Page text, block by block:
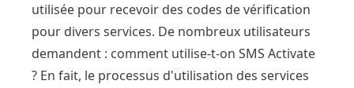
utilisée pour recevoir des codes de vérification
pour divers services. De nombreux utilisateurs
demandent : comment utilise-t-on SMS Activate
? En fait, le processus d'utilisation des services